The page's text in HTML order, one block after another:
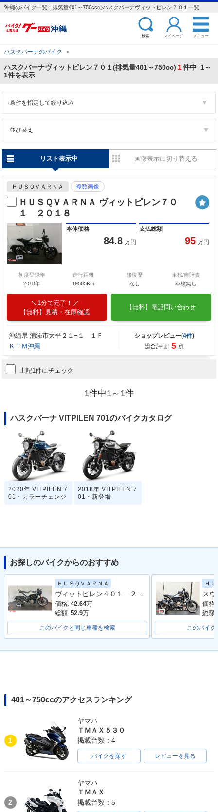
沖縄のバイク一覧：排気量401～750ccのハスクバーナヴィットピレン７０１一覧
検索 マイページ メニュー
ハスクバーナのバイク ＞
ハスクバーナヴィットピレン７０１(排気量401～750cc) 1件中 1～
1件を表示
条件を指定して絞り込み
並び替え
リスト表示中 画像表示に切り替える
ＨＵＳＱＶＡＲＮＡ 複数画像
ＨＵＳＱＶＡＲＮＡ ヴィットピレン７０
１ ２０１８
本体価格
84.8 万円
支払総額
95 万円
初度登録年
2018年
走行距離
19503Km
修復歴
なし
車検/自賠責
車検無し
1分で完了！
【無料】見積・在庫確認
【無料】電話問い合わせ
沖縄県 浦添市大平２１−１ １Ｆ
ＫＴＭ沖縄
ショップレビュー(4件)
総合評価: 5 点
上記1件にチェック
1件中1～1件
ハスクバーナ VITPILEN 701のバイクカタログ
2020年 VITPILEN 7
01・カラーチェンジ
2018年 VITPILEN 7
01・新登場
お探しのバイクからのおすすめ
ＨＵＳＱＶＡＲＮＡ
ヴィットピレン４０１ ２０２０年モデル
価格: 42.64万
総額: 52.9万
このバイクと同じ車種を検索
Ｈ
価格:
総額:
このバイク
401～750ccのアクセスランキング
1
ヤマハ
ＴＭＡＸ５３０
掲載台数：4
バイクを探す レビューを見る
2
ヤマハ
ＴＭＡＸ
掲載台数：5